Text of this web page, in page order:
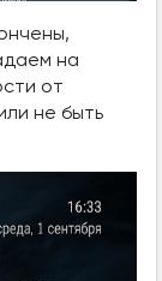
на
от
не быть